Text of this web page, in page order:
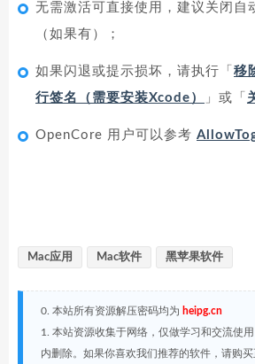
无需激活可直接使用，建议关闭自
（如果有）；
如果闪退或提示损坏，请执行「 移
行签名（需要安装Xcode）
」或「
OpenCore 用户可以参考
Mac应用 Mac软件 黑苹果软件
0. 本站所有资源解压密码均为 heipg.cn
1. 本站资源收集于网络，仅做学习和交流使
内删除。如果你喜欢我们推荐的软件，请购买